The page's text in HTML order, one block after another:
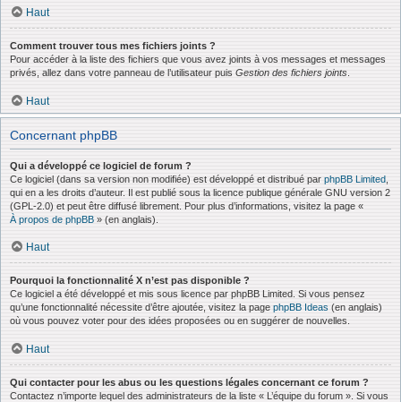
Haut
Comment trouver tous mes fichiers joints ?
Pour accéder à la liste des fichiers que vous avez joints à vos messages et messages
privés, allez dans votre panneau de l’utilisateur puis Gestion des fichiers joints
Haut
Concernant phpBB
Qui a développé ce logiciel de forum ?
Ce logiciel (dans sa version non modifiée) est développé et distribué par phpBB Limited
qui en a les droits d’auteur. Il est publié sous la licence publique générale GNU version 2
(GPL-2.0) et peut être diffusé librement. Pour plus d’informations, visitez la page «
À propos de phpBB » (en anglais).
Haut
Pourquoi la fonctionnalité X n’est pas disponible ?
Ce logiciel a été développé et mis sous licence par phpBB Limited. Si vous pensez
qu’une fonctionnalité nécessite d’être ajoutée, visitez la page phpBB Ideas (en anglais)
où vous pouvez voter pour des idées proposées ou en suggérer de nouvelles.
Haut
Qui contacter pour les abus ou les questions légales concernant ce forum ?
Contactez n’importe lequel des administrateurs de la liste « L’équipe du forum ». Si vous